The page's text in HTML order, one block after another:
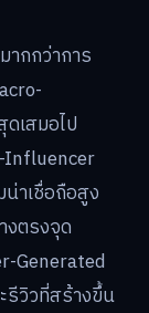
ากกว่าการ
เสมอไป
Influencer
าเชื่อถือสูง
งตรงจุด
Generated
รีวิวที่สร้างขึ้น